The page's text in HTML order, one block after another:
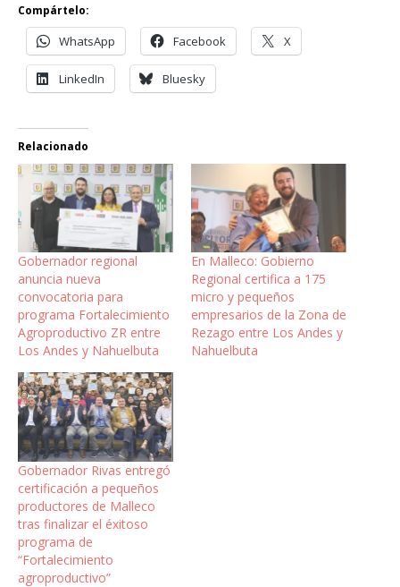
Compártelo:
WhatsApp Facebook X
LinkedIn Bluesky
Relacionado
Gobernador regional
anuncia nueva
convocatoria para
programa Fortalecimiento
Agroproductivo ZR entre
Los Andes y Nahuelbuta
En Malleco: Gobierno
Regional certifica a 175
micro y pequeños
empresarios de la Zona de
Rezago entre Los Andes y
Nahuelbuta
Gobernador Rivas entregó
certificación a pequeños
productores de Malleco
tras finalizar el éxitoso
programa de
“Fortalecimiento
agroproductivo”